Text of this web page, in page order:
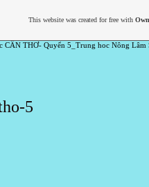
THƠ- Quyển 5_Trung hoc Nông
5
This website was created for free with